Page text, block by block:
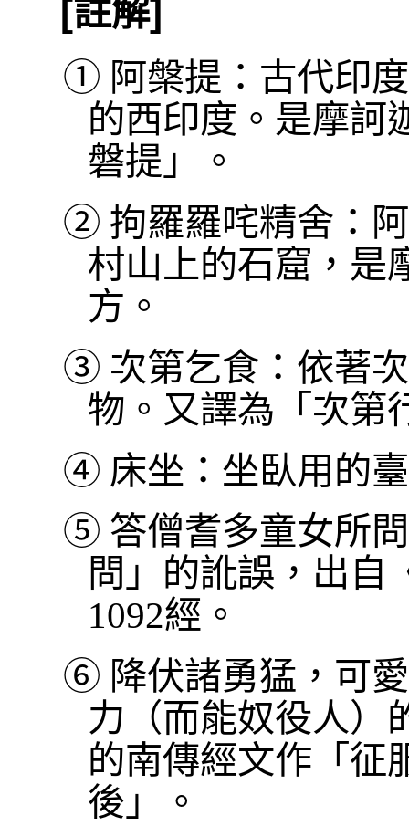
[註解]
① 阿槃提：古代印
的西印度。是摩訶
磐提」。
② 拘羅羅咤精舍：
村山上的石窟，是
方。
③ 次第乞食：依著
物。又譯為「次第
④ 床坐：坐臥用的
⑤ 答僧耆多童女所
問」的訛誤，出自
1092經。
⑥ 降伏諸勇猛，可
力（而能奴役人）
的南傳經文作「征
後」。